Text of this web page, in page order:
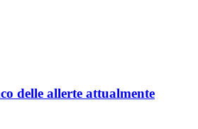
delle allerte attualmente